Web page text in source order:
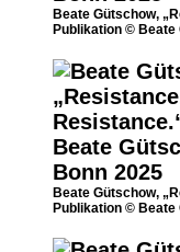
Beate Gütschow,
Publikation © Beate
Beate Gütschow,
Publikation © Beate